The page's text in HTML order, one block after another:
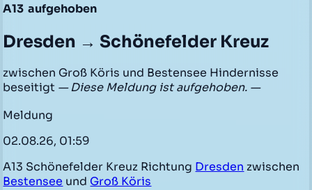
A13 aufgehoben
Dresden → Schönefelder Kreuz
zwischen Groß Köris und Bestensee Hindernisse
beseitigt — Diese Meldung ist aufgehoben. —
Meldung
02.08.26, 01:59
A13 Schönefelder Kreuz Richtung Dresden zwischen
Bestensee und Groß Köris